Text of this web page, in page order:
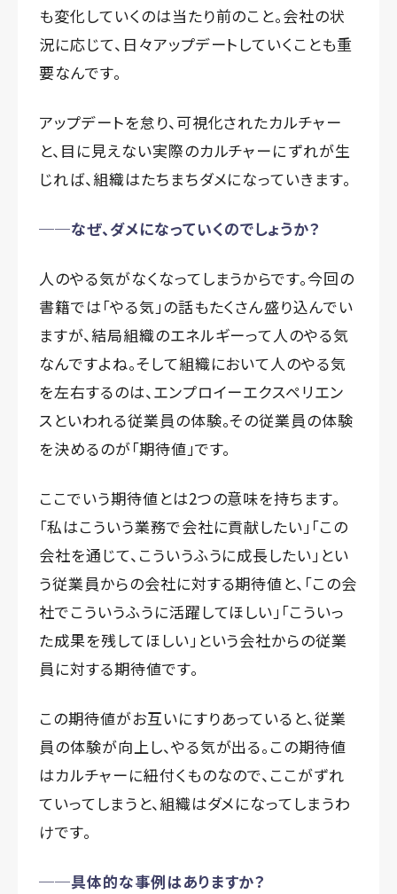
も変化していくのは当たり前のこと。会社の状
況に応じて、日々アップデートしていくことも重
要なんです。
アップデートを怠り、可視化されたカルチャー
と、目に見えない実際のカルチャーにずれが生
じれば、組織はたちまちダメになっていきます。
──なぜ、ダメになっていくのでしょうか？
人のやる気がなくなってしまうからです。今回の
書籍では「やる気」の話もたくさん盛り込んでい
ますが、結局組織のエネルギーって人のやる気
なんですよね。そして組織において人のやる気
を左右するのは、エンプロイーエクスペリエン
スといわれる従業員の体験。その従業員の体験
を決めるのが「期待値」です。
ここでいう期待値とは2つの意味を持ちます。
「私はこういう業務で会社に貢献したい」「この
会社を通じて、こういうふうに成長したい」とい
う従業員からの会社に対する期待値と、「この会
社でこういうふうに活躍してほしい」「こういっ
た成果を残してほしい」という会社からの従業
員に対する期待値です。
この期待値がお互いにすりあっていると、従業
員の体験が向上し、やる気が出る。この期待値
はカルチャーに紐付くものなので、ここがずれ
ていってしまうと、組織はダメになってしまうわ
けです。
──具体的な事例はありますか？